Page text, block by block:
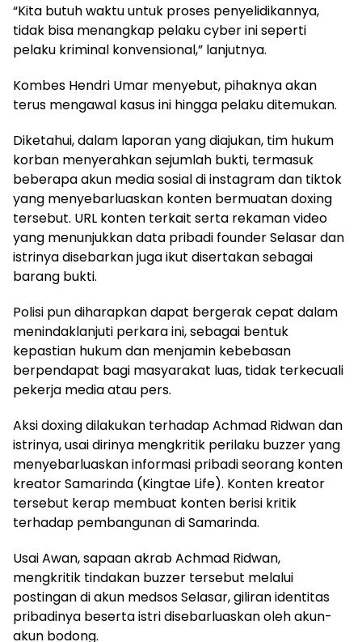
“Kita butuh waktu untuk proses penyelidikannya,
tidak bisa menangkap pelaku cyber ini seperti
pelaku kriminal konvensional,” lanjutnya.
Kombes Hendri Umar menyebut, pihaknya akan
terus mengawal kasus ini hingga pelaku ditemukan.
Diketahui, dalam laporan yang diajukan, tim hukum
korban menyerahkan sejumlah bukti, termasuk
beberapa akun media sosial di instagram dan tiktok
yang menyebarluaskan konten bermuatan doxing
tersebut. URL konten terkait serta rekaman video
yang menunjukkan data pribadi founder Selasar dan
istrinya disebarkan juga ikut disertakan sebagai
barang bukti.
Polisi pun diharapkan dapat bergerak cepat dalam
menindaklanjuti perkara ini, sebagai bentuk
kepastian hukum dan menjamin kebebasan
berpendapat bagi masyarakat luas, tidak terkecuali
pekerja media atau pers.
Aksi doxing dilakukan terhadap Achmad Ridwan dan
istrinya, usai dirinya mengkritik perilaku buzzer yang
menyebarluaskan informasi pribadi seorang konten
kreator Samarinda (Kingtae Life). Konten kreator
tersebut kerap membuat konten berisi kritik
terhadap pembangunan di Samarinda.
Usai Awan, sapaan akrab Achmad Ridwan,
mengkritik tindakan buzzer tersebut melalui
postingan di akun medsos Selasar, giliran identitas
pribadinya beserta istri disebarluaskan oleh akun-
akun bodong.